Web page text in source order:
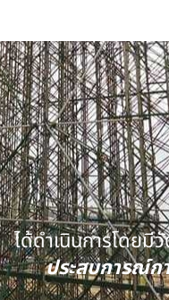
ได้ดำเนินการโดย
ประสบการณ์